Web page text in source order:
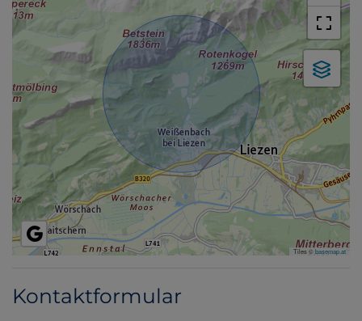
Tiles ©basemap.at
Kontaktformular